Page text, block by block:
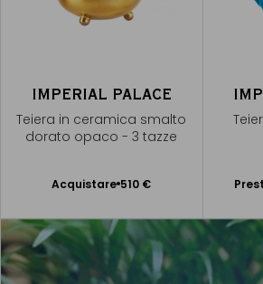
IMPERIAL PALACE
Teiera in ceramica smalto
dorato opaco - 3 tazze
Acquistare 510 €
Aggiungere